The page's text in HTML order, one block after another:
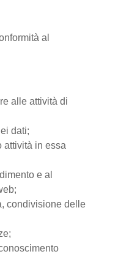
al
alle attività di
dati;
attività in essa
e al
condivisione delle